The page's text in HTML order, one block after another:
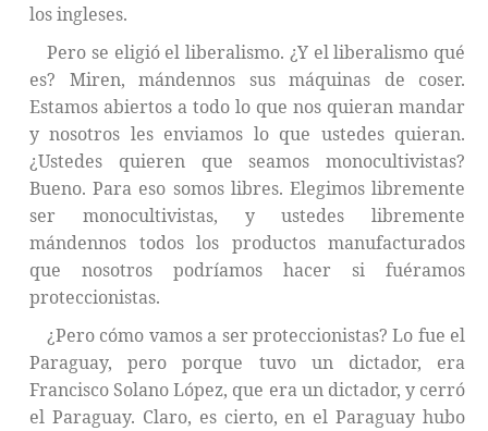
los ingleses.
Pero se eligió el liberalismo. ¿Y el liberalismo qué
es? Miren, mándennos sus máquinas de coser.
Estamos abiertos a todo lo que nos quieran mandar
y nosotros les enviamos lo que ustedes quieran.
¿Ustedes quieren que seamos monocultivistas?
Bueno. Para eso somos libres. Elegimos libremente
ser monocultivistas, y ustedes libremente
mándennos todos los productos manufacturados
que nosotros podríamos hacer si fuéramos
proteccionistas.
¿Pero cómo vamos a ser proteccionistas? Lo fue el
Paraguay, pero porque tuvo un dictador, era
Francisco Solano López, que era un dictador, y cerró
el Paraguay. Claro, es cierto, en el Paraguay hubo